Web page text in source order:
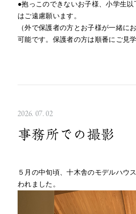
●抱っこのできないお子様、小学生
はご遠慮願います。
（外で保護者の方とお子様が一緒に
可能です。保護者の方は順番にご見
2026. 07. 02
事務所での撮影
５月の中旬頃、十木舎のモデルハウ
われました。